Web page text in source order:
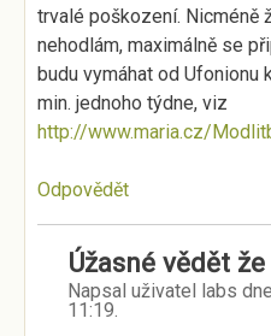
trvalé poškození. Nicméně
nehodlám, maximálně se
budu vymáhat od Ufonionu
min. jednoho týdne, viz
http://www.maria.cz/
Odpovědět
Úžasné vědět
Napsal uživatel labs dne
11:19.